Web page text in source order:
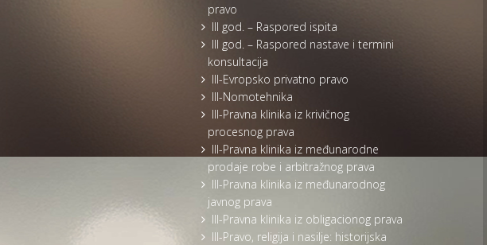
pravo
III god. – Raspored ispita
III god. – Raspored nastave i termini
konsultacija
III-Evropsko privatno pravo
III-Nomotehnika
III-Pravna klinika iz krivičnog
procesnog prava
III-Pravna klinika iz međunarodne
prodaje robe i arbitražnog prava
III-Pravna klinika iz međunarodnog
javnog prava
III-Pravna klinika iz obligacionog prava
III-Pravo, religija i nasilje: historijska